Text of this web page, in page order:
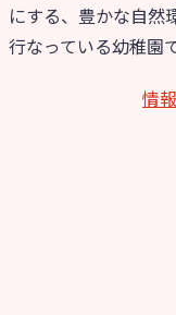
にする、豊かな自然
行なっている幼稚園で
情